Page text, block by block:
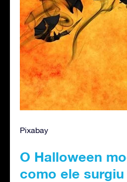
Pixabay
O Halloween
como ele surgiu